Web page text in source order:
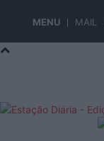
MENU MAIL